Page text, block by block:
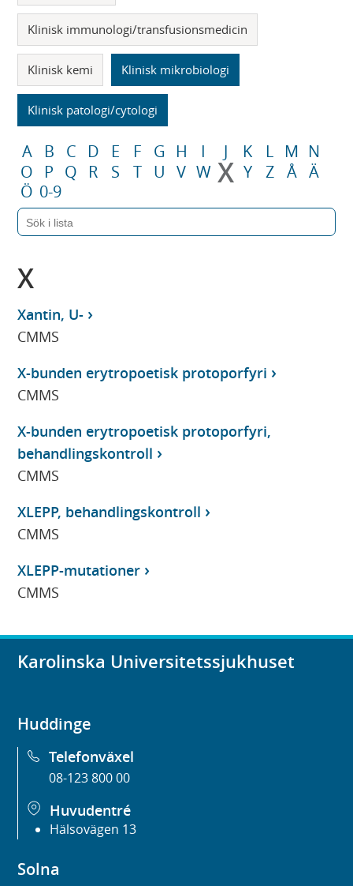
Klinisk immunologi/transfusionsmedicin
Klinisk kemi Klinisk mikrobiologi
Klinisk patologi/cytologi
A B C D E F G H I J K L M N
O
P Q R S T U V W X Y Z Å Ä
Ö 0-9
X
Xantin, U-
CMMS
X-bunden erytropoetisk protoporfyri
CMMS
X-bunden erytropoetisk protoporfyri,
behandlingskontroll
CMMS
XLEPP, behandlingskontroll
CMMS
XLEPP-mutationer
CMMS
Karolinska Universitetssjukhuset
Huddinge
Telefonväxel
08-123 800 00
Huvudentré
Hälsovägen 13
Solna